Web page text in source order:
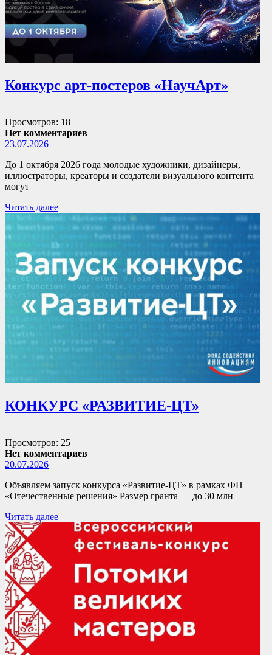
Конкурс арт-постеров «НаучАрт»
Просмотров: 18
Нет комментариев
23.07.2026
До 1 октября 2026 года молодые художники, дизайнеры,
иллюстраторы, креаторы и создатели визуального контента
могут
Читать далее
КОНКУРС «РАЗВИТИЕ-ЦТ»
Просмотров: 25
Нет комментариев
20.07.2026
Объявляем запуск конкурса «Развитие-ЦТ» в рамках ФП
«Отечественные решения» Размер гранта — до 30 млн
Читать далее